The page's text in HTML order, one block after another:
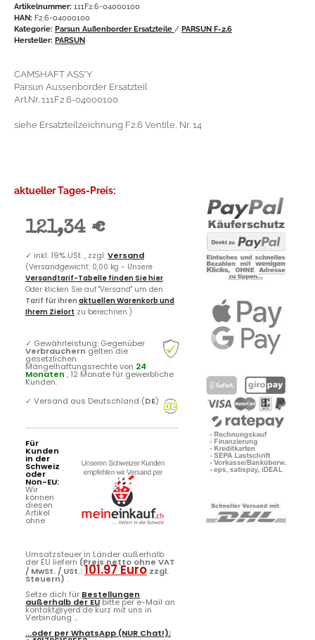
Artikelnummer: 111F2.6-04000100
HAN: F2.6-04000100
Kategorie: Parsun Außenborder Ersatzteile / PARSUN F-2.6
Hersteller: PARSUN
CAMSHAFT ASS'Y
Parsun Aussenborder Ersatzteil
Art.Nr. 111F2.6-04000100
siehe Ersatzteilzeichnung F2.6 Ventile, Nr. 14
aktueller Tages-Preis:
121,34 €
✓ inkl. 19% USt. , zzgl.Versand
(Versandgewicht: 0,00 kg - Unsere
Versandtarif-Tabelle finden Sie hier.
Oder klicken Sie auf "Versand" um den
Tarif für Ihren aktuellen Warenkorb und
Ihrem Zielort zu berechnen.)
✓ Gewährleistung: Gegenüber
Verbrauchern gelten die
gesetzlichen
Mängelhaftungsrechte von 24
Monaten , 12 Monate für gewerbliche
Kunden.
✓ Versand aus Deutschland (DE)
Für
Kunden
in der
Schweiz
oder
Non-EU:
Wir
können
diesen
Artikel
ohne
Umsatzsteuer in Länder außerhalb
der EU liefern (Preis netto ohne VAT
/ MwSt. / USt.:101.97 Euro zzgl.
Steuern) .
Setze dich für Bestellungen
außerhalb der EUbitte per e-Mail an
kontakt@yerd.de kurz mit uns in
Verbindung ...
...oder perWhatsApp (NUR Chat!):